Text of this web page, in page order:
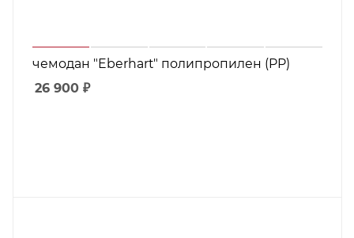
чемодан "Eberhart" полипропилен (PP)
26 900 ₽